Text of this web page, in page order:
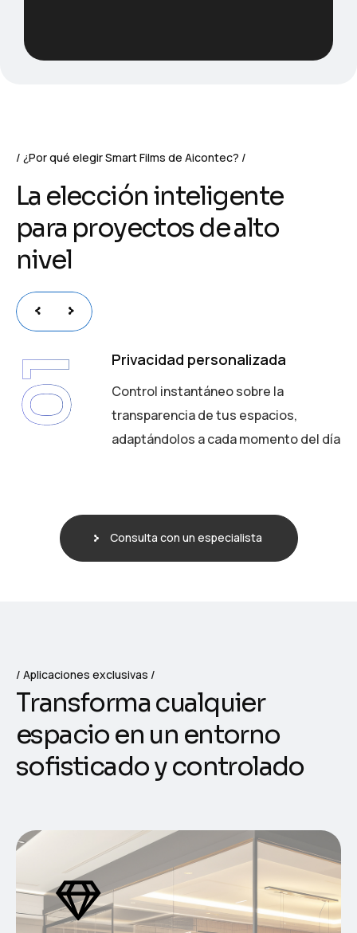
¿Por qué elegir Smart Films de Aicontec?
La elección inteligente
para proyectos dealto
nivel
01 Privacidad personalizada
Control instantáneo sobre la
transparencia de tus espacios,
adaptándolos a cada momento del día
Consulta con un especialista
Aplicaciones exclusivas
Transforma cualquier
espacio en un entorno
sofisticadoycontrolado